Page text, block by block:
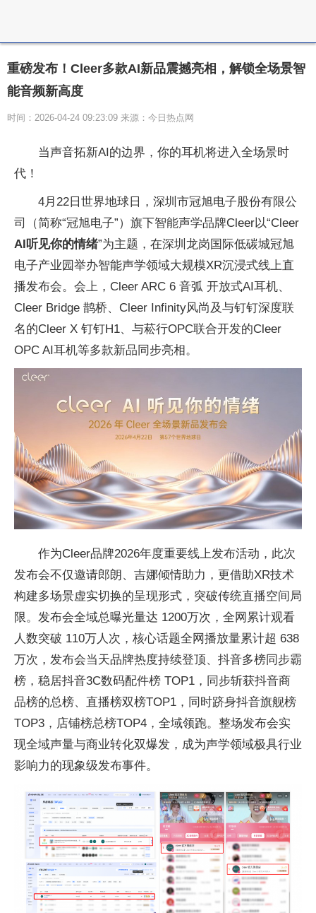
重磅发布！Cleer多款AI新品震撼亮相，解锁全场景智
能音频新高度
时间：2026-04-24 09:23:09 来源：今日热点网
当声音拓新AI的边界，你的耳机将进入全场景时
代！
4月22日世界地球日，深圳市冠旭电子股份有限公
司（简称“冠旭电子”）旗下智能声学品牌Cleer以“Cleer
AI听见你的情绪”为主题，在深圳龙岗国际低碳城冠旭
电子产业园举办智能声学领域大规模XR沉浸式线上直
播发布会。会上，Cleer ARC 6 音弧 开放式AI耳机、
Cleer Bridge 鹊桥、Cleer Infinity风尚及与钉钉深度联
名的Cleer X 钉钉H1、与菘行OPC联合开发的Cleer
OPC AI耳机等多款新品同步亮相。
作为Cleer品牌2026年度重要线上发布活动，此次
发布会不仅邀请郎朗、吉娜倾情助力，更借助XR技术
构建多场景虚实切换的呈现形式，突破传统直播空间局
限。发布会全域总曝光量达 1200万次，全网累计观看
人数突破 110万人次，核心话题全网播放量累计超 638
万次，发布会当天品牌热度持续登顶、抖音多榜同步霸
榜，稳居抖音3C数码配件榜 TOP1，同步斩获抖音商
品榜的总榜、直播榜双榜TOP1，同时跻身抖音旗舰榜
TOP3，店铺榜总榜TOP4，全域领跑。整场发布会实
现全域声量与商业转化双爆发，成为声学领域极具行业
影响力的现象级发布事件。